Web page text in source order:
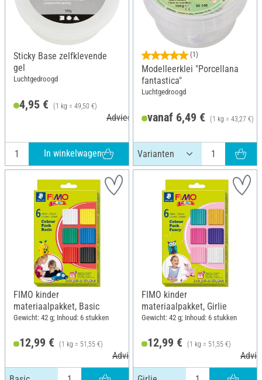
Sticky Base zelfklevende
gel
Luchtgedroogd
4,95 € (1 kg = 49,50 €)
Adviesprijs 5,46 €
In winkelwagen
(1)
Modelleerklei "Porcellana
fantastica"
Luchtgedroogd
vanaf 6,49 € (1 kg = 43,27 €)
FIMO kinder
materiaalpakket, Basic
Gewicht: 42 g; Inhoud: 6 stukken
12,99 € (1 kg = 51,55 €)
Adviesprijs 17,50 €
FIMO kinder
materiaalpakket, Girlie
Gewicht: 42 g; Inhoud: 6 stukken
12,99 € (1 kg = 51,55 €)